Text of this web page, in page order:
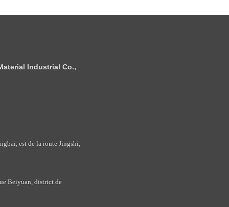
Industrial Co.,
est de la route Jingshi,
Beiyuan, district de